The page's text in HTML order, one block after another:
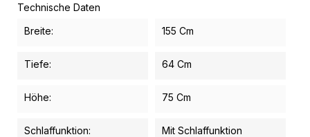
Technische Daten
Breite:
155 Cm
Tiefe: 64 Cm
Höhe: 75 Cm
Schlaffunktion: Mit Schlaffunktion